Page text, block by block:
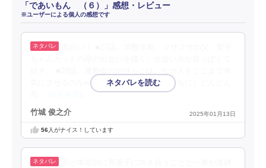
「であいもん （６）」感想・レビュー
※ユーザーによる個人の感想です
気にさせるのかw 和さんが（本人知らんうちに）どんどん
竹城 俊之介 2025年01月13日
56人がナイス！しています